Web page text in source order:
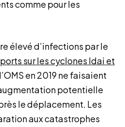
comme pour les
élevé d’infections par le
sur les cyclones Idai et
en 2019 ne faisaient
potentielle
le déplacement. Les
aux catastrophes